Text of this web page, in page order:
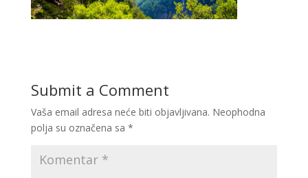
Submit a Comment
Vaša email adresa neće biti objavljivana. Neophodna
polja su označena sa *